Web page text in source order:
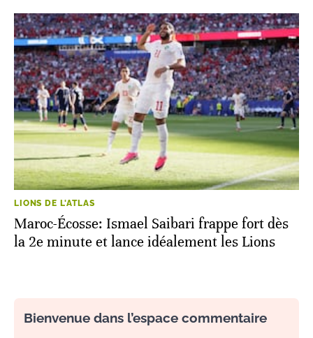
LIONS DE L'ATLAS
Maroc-Écosse: Ismael Saibari frappe fort dès
la 2e minute et lance idéalement les Lions
Bienvenue dans l’espace commentaire